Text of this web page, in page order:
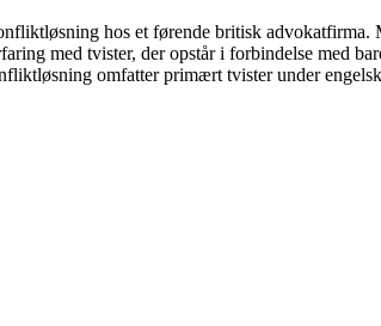
hos et førende britisk
med tvister, der opstår i forbindelse med
omfatter primært tvister under